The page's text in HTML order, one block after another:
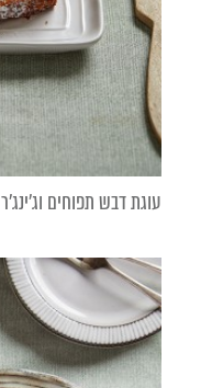
עוגת דבש תפוחים וג'ינג'ר